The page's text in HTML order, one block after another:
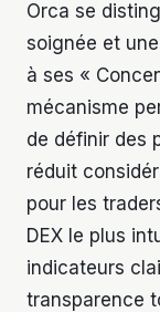
Orca se
soignée et
à ses «
mécanisme
de définir des
réduit
pour les
DEX le plus
indicateurs
transparence